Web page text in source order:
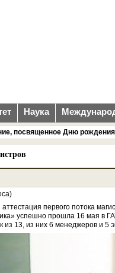
Наука
посвященное Дню рождения
первого потока
успешно прошла 16 мая в
13, из них 6 менеджеров и 5